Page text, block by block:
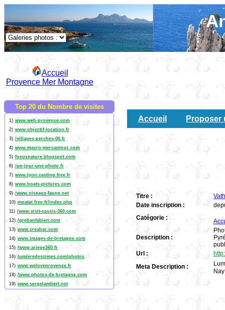
Accueil
Provence Mer Montagne
Top 20 du Nombre de visites
1) www.web-provence.com
2) www.objectif-location.fr
3) /villages-perches-06.fr
4) www.macro-mercantour.com
5) focusnature.blogspot.com
6) /un-jour-une-photo.fr
7) www.lyon.casting.free.fr
8) www.boats-pictures.com
9) /www.oiseaux-faune.net
10) mpatat.free.fr/index.php
11) /www.visit-cassis-360.com
12) /grebanfabien.com
13) www.creabar.com
14) www.images-de-bretagne.com
15) /www.ariege360.fr
16) lumieredescimes.com/photos
17) www.weloveprovence.fr
18) /www.photos-de-bretagne.com
19) www.sergelambert.net
Accueil Proposer
Titre :
Date inscription :
Catégorie :
Description :
Url :
Meta Description :